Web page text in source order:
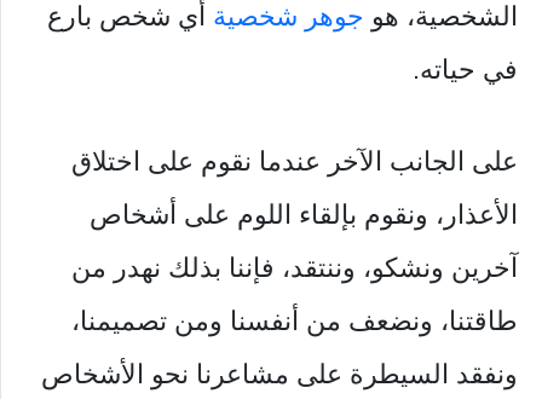
الشخصية، هو جوهر شخصية أي شخص بارع
في حياته.
على الجانب الآخر عندما نقوم على اختلاق
الأعذار، ونقوم بإلقاء اللوم على أشخاص
آخرين ونشكو، وننتقد، فإننا بذلك نهدر من
طاقتنا، ونضعف من أنفسنا ومن تصميمنا،
ونفقد السيطرة على مشاعرنا نحو الأشخاص